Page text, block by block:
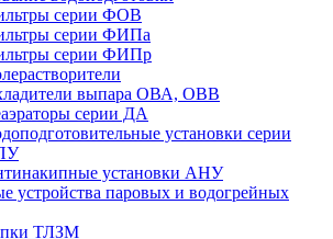
серии ФОВ
серии ФИПа
серии ФИПр
выпара ОВА, ОВВ
серии ДА
установки серии
установки АНУ
устройства паровых и водогрейных
ТЛЗМ